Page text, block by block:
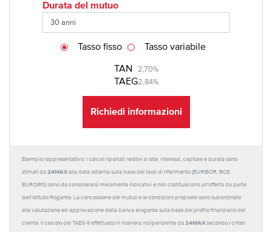
Durata del mutuo
TAN 2,70%
TAEG2,84%
Tasso fisso Tasso variabile
Richiedi informazioni
Esempio rappresentativo: I calcoli riportati relativi a rate, interessi, capitale e durata sono
stimati da 24MAX alla data odierna sulla base dei tassi di riferimento (EURIBOR, BCE,
EUROIRS) sono da considerarsi meramente indicativi e non costituiscono un'offerta da parte
dell'Istituto Rogante. La concessione del mutuo e le condizioni proposte sono subordinate
alla valutazione ed approvazione della banca erogante sulla base del profilo finanziario del
cliente. Il calcolo del TAEG è effettuato in maniera indipendente da 24MAX secondo i criteri